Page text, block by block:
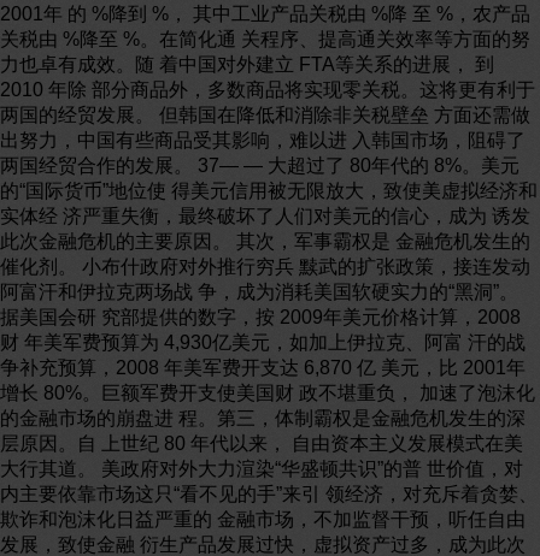
2001年 的 %降到 %， 其中工业产品关税由 %降 至 %，农产品
关税由 %降至 %。在简化通 关程序、提高通关效率等方面的努
力也卓有成效。随 着中国对外建立 FTA等关系的进展， 到
2010 年除 部分商品外，多数商品将实现零关税。这将更有利于
两国的经贸发展。 但韩国在降低和消除非关税壁垒 方面还需做
出努力，中国有些商品受其影响，难以进 入韩国市场，阻碍了
两国经贸合作的发展。 37— — 大超过了 80年代的 8%。美元
的“国际货币”地位使 得美元信用被无限放大，致使美虚拟经济和
实体经 济严重失衡，最终破坏了人们对美元的信心，成为 诱发
此次金融危机的主要原因。 其次，军事霸权是 金融危机发生的
催化剂。 小布什政府对外推行穷兵 黩武的扩张政策，接连发动
阿富汗和伊拉克两场战 争，成为消耗美国软硬实力的“黑洞”。
据美国会研 究部提供的数字，按 2009年美元价格计算，2008
财 年美军费预算为 4,930亿美元，如加上伊拉克、阿富 汗的战
争补充预算，2008 年美军费开支达 6,870 亿 美元，比 2001年
增长 80%。巨额军费开支使美国财 政不堪重负， 加速了泡沫化
的金融市场的崩盘进 程。第三，体制霸权是金融危机发生的深
层原因。自 上世纪 80 年代以来， 自由资本主义发展模式在美
大行其道。 美政府对外大力渲染“华盛顿共识”的普 世价值，对
内主要依靠市场这只“看不见的手”来引 领经济，对充斥着贪婪、
欺诈和泡沫化日益严重的 金融市场，不加监督干预，听任自由
发展，致使金融 衍生产品发展过快，虚拟资产过多，成为此次